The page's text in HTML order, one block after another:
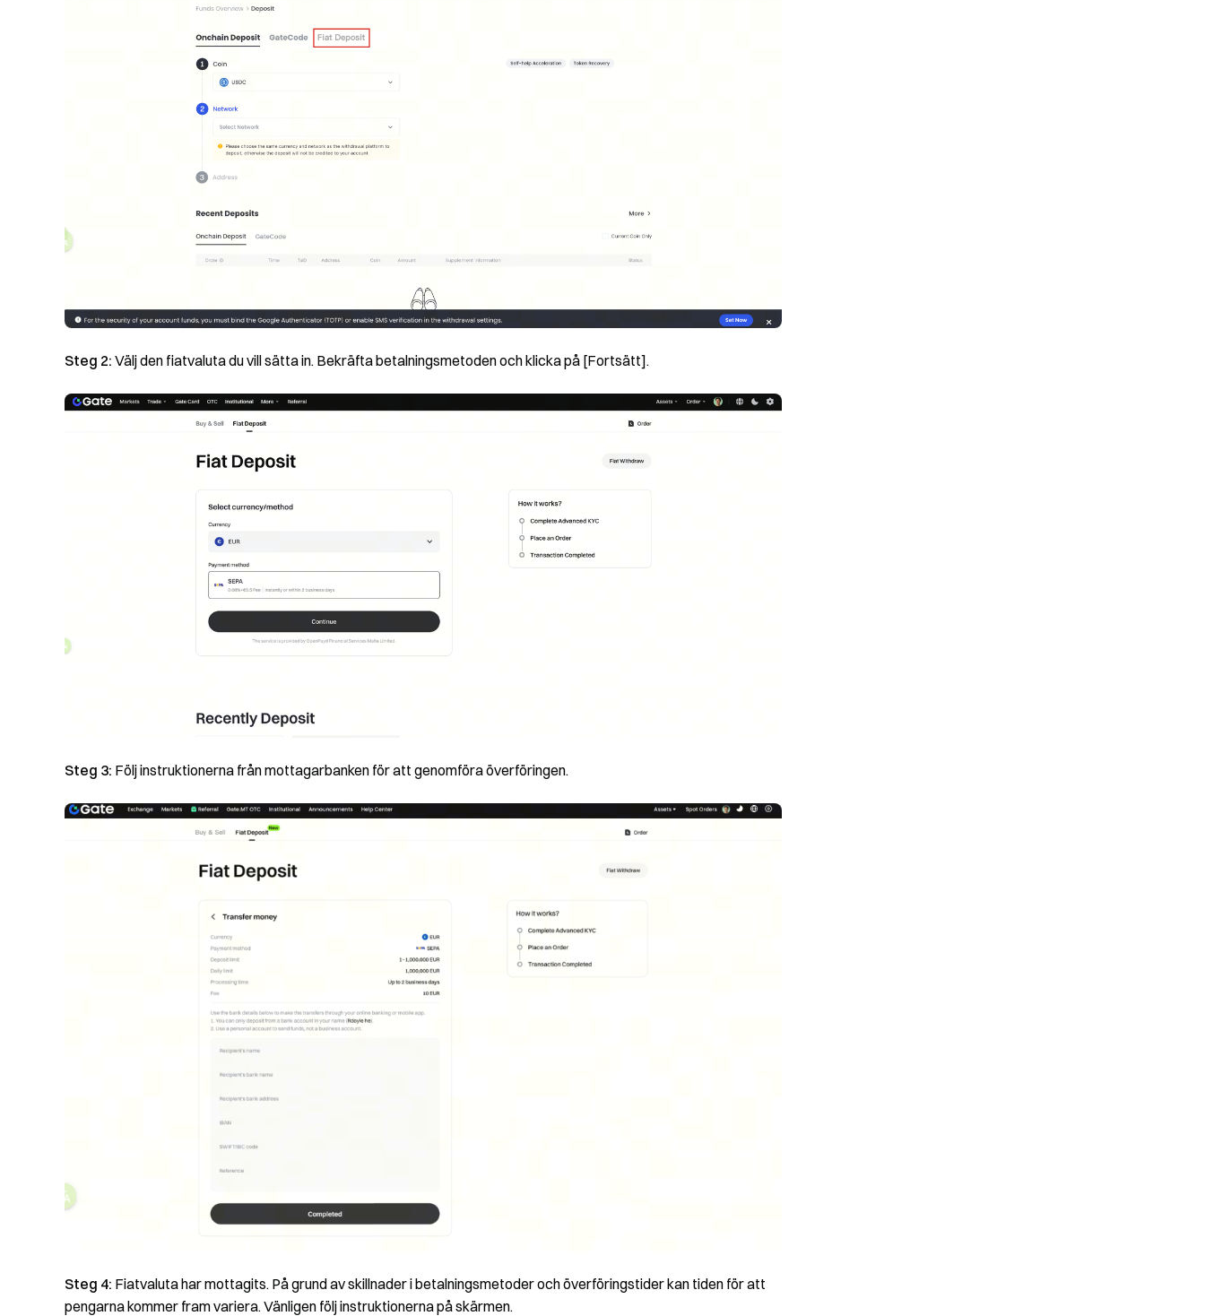
Steg 2: Välj den fiatvaluta du vill sätta in. Bekräfta betalningsmetoden och klicka på [Fortsätt].
Steg 3: Följ instruktionerna från mottagarbanken för att genomföra överföringen.
Steg 4: Fiatvaluta har mottagits. På grund av skillnader i betalningsmetoder och överföringstider kan tiden för att
pengarna kommer fram variera. Vänligen följ instruktionerna på skärmen.